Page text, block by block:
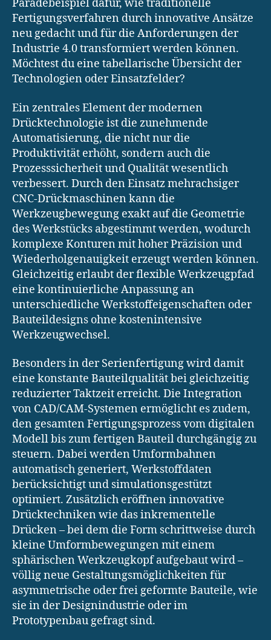
Paradebeispiel dafür, wie traditionelle
Fertigungsverfahren durch innovative Ansätze
neu gedacht und für die Anforderungen der
Industrie 4.0 transformiert werden können.
Möchtest du eine tabellarische Übersicht der
Technologien oder Einsatzfelder?
Ein zentrales Element der modernen
Drücktechnologie ist die zunehmende
Automatisierung, die nicht nur die
Produktivität erhöht, sondern auch die
Prozesssicherheit und Qualität wesentlich
verbessert. Durch den Einsatz mehrachsiger
CNC-Drückmaschinen kann die
Werkzeugbewegung exakt auf die Geometrie
des Werkstücks abgestimmt werden, wodurch
komplexe Konturen mit hoher Präzision und
Wiederholgenauigkeit erzeugt werden können.
Gleichzeitig erlaubt der flexible Werkzeugpfad
eine kontinuierliche Anpassung an
unterschiedliche Werkstoffeigenschaften oder
Bauteildesigns ohne kostenintensive
Werkzeugwechsel.
Besonders in der Serienfertigung wird damit
eine konstante Bauteilqualität bei gleichzeitig
reduzierter Taktzeit erreicht. Die Integration
von CAD/CAM-Systemen ermöglicht es zudem,
den gesamten Fertigungsprozess vom digitalen
Modell bis zum fertigen Bauteil durchgängig zu
steuern. Dabei werden Umformbahnen
automatisch generiert, Werkstoffdaten
berücksichtigt und simulationsgestützt
optimiert. Zusätzlich eröffnen innovative
Drücktechniken wie das inkrementelle
Drücken – bei dem die Form schrittweise durch
kleine Umformbewegungen mit einem
sphärischen Werkzeugkopf aufgebaut wird –
völlig neue Gestaltungsmöglichkeiten für
asymmetrische oder frei geformte Bauteile, wie
sie in der Designindustrie oder im
Prototypenbau gefragt sind.